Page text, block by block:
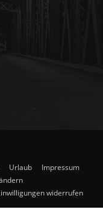
Urlaub
Impressum
widerrufen